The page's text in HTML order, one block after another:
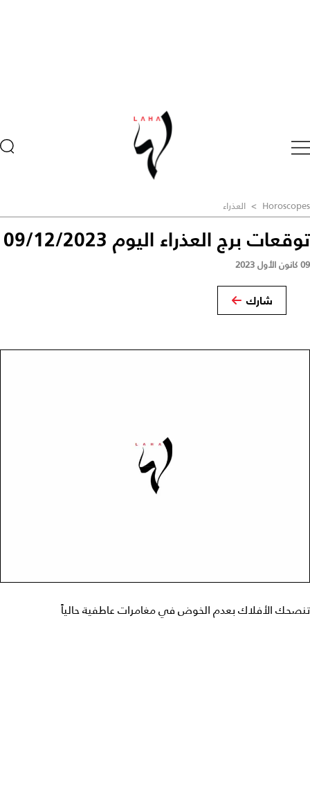
Horoscopes
> العذراء
توقعات برج العذراء اليوم 09/12/2023
09 كانون الأول 2023
شارك
تنصحك الأفلاك بعدم الخوض في مغامرات عاطفية حالياً